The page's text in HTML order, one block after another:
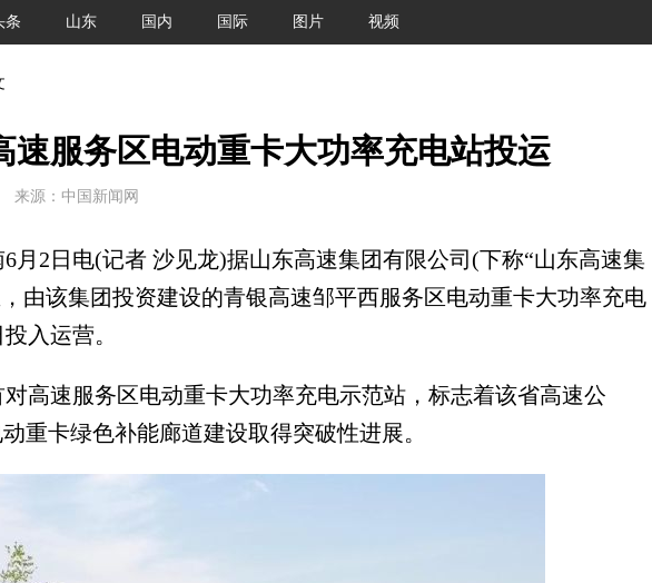
条 山东 国内 国际 图片 视频
速服务区电动重卡大功率充电站投运
来源：中国新闻网
2日电(记者 沙见龙)据山东高速集团有限公司(下称“山东高速集
由该集团投资建设的青银高速邹平西服务区电动重卡大功率充电
入运营。
速服务区电动重卡大功率充电示范站，标志着该省高速公
重卡绿色补能廊道建设取得突破性进展。